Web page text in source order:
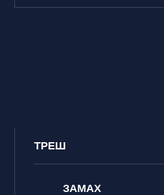
ТРЕШ
ЗАМАХ